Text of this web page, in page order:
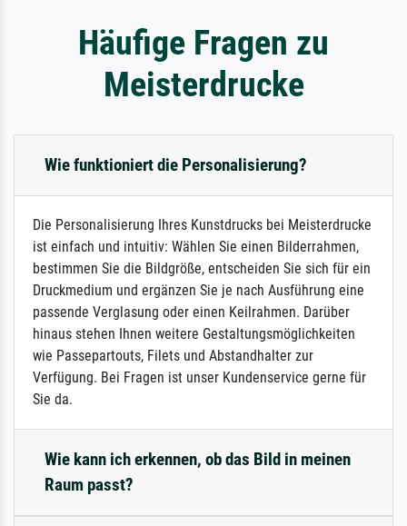
Häufige Fragen zu
Meisterdrucke
Wie funktioniert die Personalisierung?
Die Personalisierung Ihres Kunstdrucks bei Meisterdrucke
ist einfach und intuitiv: Wählen Sie einen Bilderrahmen,
bestimmen Sie die Bildgröße, entscheiden Sie sich für ein
Druckmedium und ergänzen Sie je nach Ausführung eine
passende Verglasung oder einen Keilrahmen. Darüber
hinaus stehen Ihnen weitere Gestaltungsmöglichkeiten
wie Passepartouts, Filets und Abstandhalter zur
Verfügung. Bei Fragen ist unser Kundenservice gerne für
Sie da.
Wie kann ich erkennen, ob das Bild in meinen
Raum passt?